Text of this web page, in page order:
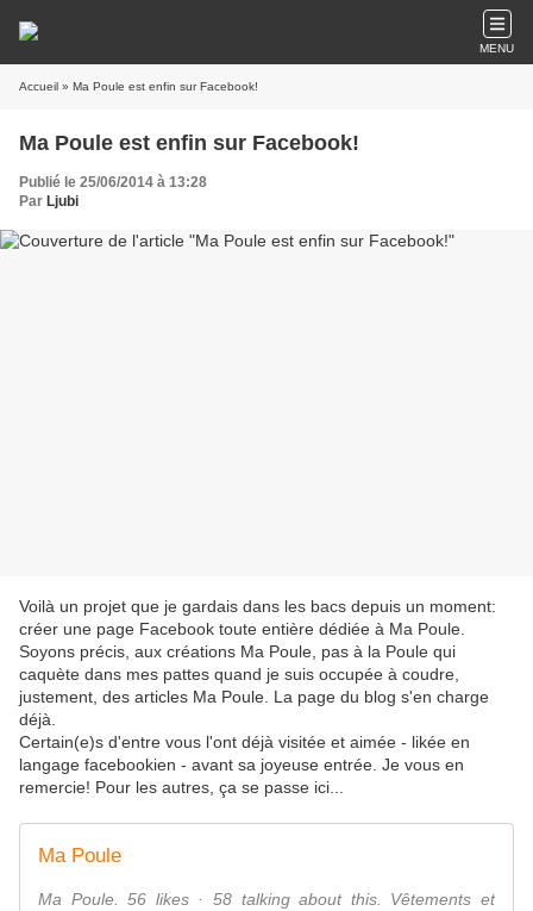
MENU
Accueil » Ma Poule est enfin sur Facebook!
Ma Poule est enfin sur Facebook!
Publié le 25/06/2014 à 13:28
Par Ljubi
Voilà un projet que je gardais dans les bacs depuis un moment:
créer une page Facebook toute entière dédiée à Ma Poule.
Soyons précis, aux créations Ma Poule, pas à la Poule qui
caquète dans mes pattes quand je suis occupée à coudre,
justement, des articles Ma Poule. La page du blog s'en charge
déjà.
Certain(e)s d'entre vous l'ont déjà visitée et aimée - likée en
langage facebookien - avant sa joyeuse entrée. Je vous en
remercie! Pour les autres, ça se passe ici...
Ma Poule
Ma Poule. 56 likes · 58 talking about this. Vêtements et